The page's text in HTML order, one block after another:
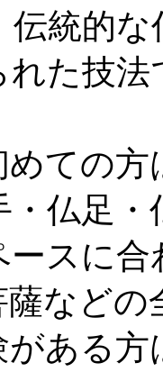
伝統的
れた技
ての方
仏足
スに
など
ある